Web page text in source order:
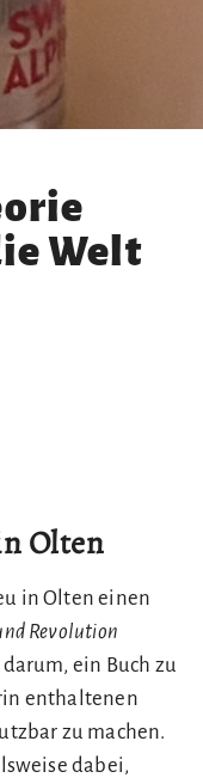
Welt
Olten
in Olten einen
Revolution
ein Buch zu
enthaltenen
zu machen.
dabei,